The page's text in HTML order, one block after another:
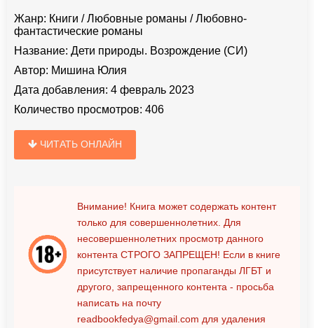
Жанр: Книги /Любовные романы /Любовно-
фантастические романы
Название: Дети природы. Возрождение (СИ)
Автор: Мишина Юлия
Дата добавления: 4 февраль 2023
Количество просмотров: 406
ЧИТАТЬ ОНЛАЙН
Внимание! Книга может содержать контент
только для совершеннолетних. Для
несовершеннолетних просмотр данного
контента СТРОГО ЗАПРЕЩЕН! Если в книге
присутствует наличие пропаганды ЛГБТ и
другого, запрещенного контента - просьба
написать на почту
readbookfedya@gmail.com для удаления